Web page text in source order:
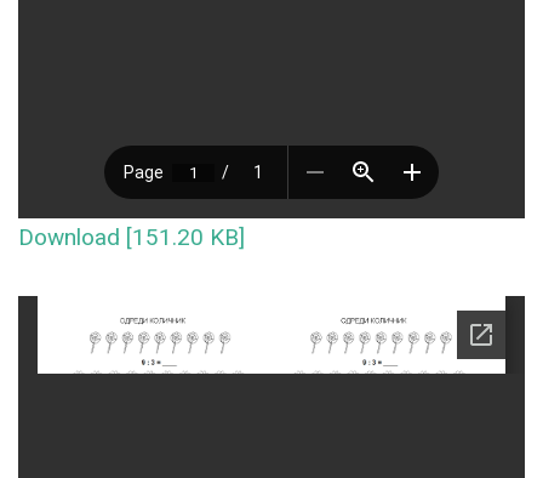
Download [151.20 KB]